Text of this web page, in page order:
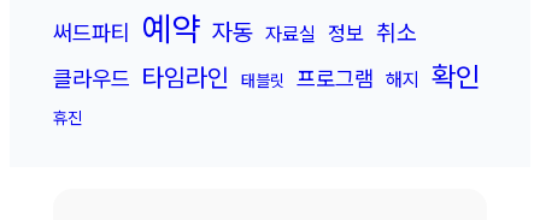
써드파티 예약 자동 자료실 정보 취소
클라우드 타임라인 태블릿 프로그램 해지 확인
휴진